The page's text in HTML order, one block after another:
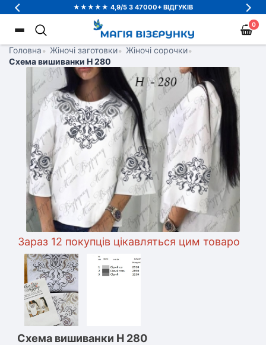
★★★★★ 4,9/5 З 47000+ ВІДГУКІВ
0
Головна• Жіночі заготовки• Жіночі сорочки•
Схема вишиванки Н 280
12 покупців цікавляться цим товаром
Схема вишиванки Н 280